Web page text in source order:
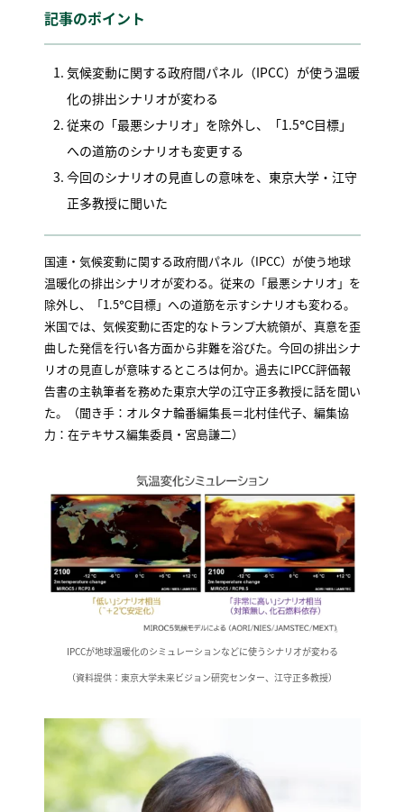
記事のポイント
気候変動に関する政府間パネル（IPCC）が使う温暖
化の排出シナリオが変わる
従来の「最悪シナリオ」を除外し、「1.5℃目標」
への道筋のシナリオも変更する
今回のシナリオの見直しの意味を、東京大学・江守
正多教授に聞いた
国連・気候変動に関する政府間パネル（IPCC）が使う地球
温暖化の排出シナリオが変わる。従来の「最悪シナリオ」を
除外し、「1.5℃目標」への道筋を示すシナリオも変わる。
米国では、気候変動に否定的なトランプ大統領が、真意を歪
曲した発信を行い各方面から非難を浴びた。今回の排出シナ
リオの見直しが意味するところは何か。過去にIPCC評価報
告書の主執筆者を務めた東京大学の江守正多教授に話を聞い
た。（聞き手：オルタナ輪番編集長＝北村佳代子、編集協
力：在テキサス編集委員・宮島謙二）
IPCCが地球温暖化のシミュレーションなどに使うシナリオが変わる
（資料提供：東京大学未来ビジョン研究センター、江守正多教授）